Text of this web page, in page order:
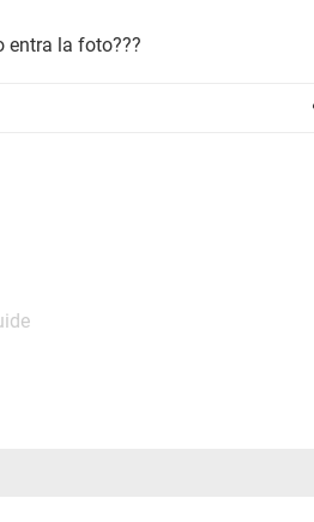
entra la foto???